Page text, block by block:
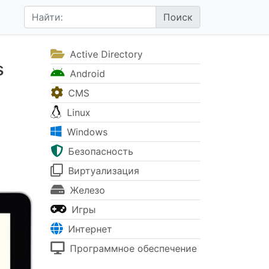
Active Directory
Android
CMS
Linux
Windows
Безопасность
Виртуализация
Железо
Игры
Интернет
Программное обеспечение